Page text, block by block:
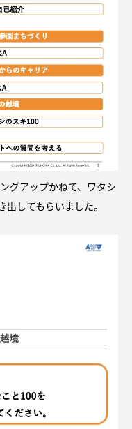
グアップかねて、ワタシ
してもらいました。